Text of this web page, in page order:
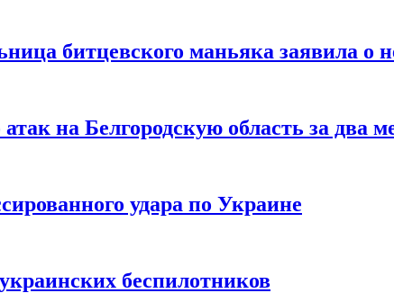
битцевского маньяка заявила о
на Белгородскую область за два
удара по Украине
беспилотников